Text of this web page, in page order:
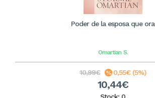
Poder de la esposa que ora
Omartian S.
10,99€ 0,55€ (5%)
10,44€